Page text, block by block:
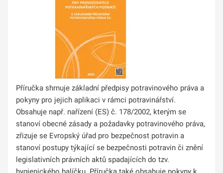
Příručka shrnuje základní předpisy potravinového práva a
pokyny pro jejich aplikaci v rámci potravinářství.
Obsahuje např. nařízení (ES) č. 178/2002, kterým se
stanoví obecné zásady a požadavky potravinového práva,
zřizuje se Evropský úřad pro bezpečnost potravin a
stanoví postupy týkající se bezpečnosti potravin či znění
legislativních právních aktů spadajících do tzv.